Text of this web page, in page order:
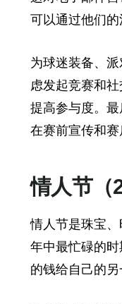
可以通过他们的
为球迷装备、
虑发起竞赛和
提高参与度。
在赛前宣传和赛
情人节（
情人节是珠宝
年中最忙碌的
的钱给自己的另